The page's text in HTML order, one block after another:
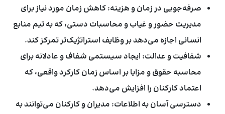
صرفه‌جویی در زمان و هزینه:کاهش زمان مورد نیاز برای
مدیریت حضور و غیاب و محاسبات دستی، که به تیم منابع
انسانی اجازه می‌دهد بر وظایف استراتژیک‌تر تمرکز کند.
شفافیت و عدالت: ایجاد سیستمی شفاف و عادلانه برای
محاسبه حقوق و مزایا بر اساس زمان کارکرد واقعی، که
اعتماد کارکنان را افزایش می‌دهد.
دسترسی آسان به اطلاعات: مدیران و کارکنان می‌توانند به